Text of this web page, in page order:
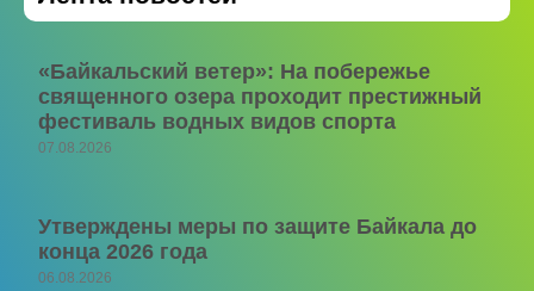
«Байкальский ветер»: На побережье
священного озера проходит престижный
фестиваль водных видов спорта
07.08.2026
Утверждены меры по защите Байкала до
конца 2026 года
06.08.2026